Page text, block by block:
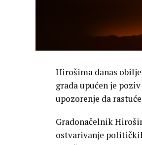
Hirošima danas
grada upućen je
upozorenje da
Gradonačelnik
ostvarivanje